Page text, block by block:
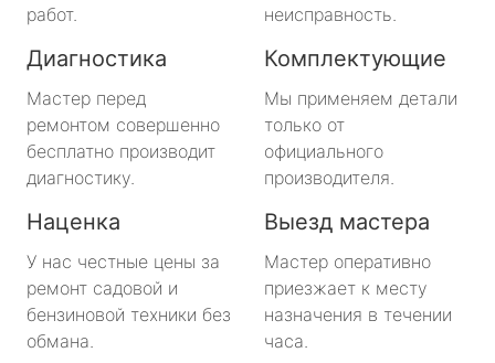
работ.
неисправность.
Диагностика
Мастер перед
ремонтом совершенно
бесплатно производит
диагностику.
Комплектующие
Мы применяем детали
только от
официального
производителя.
Наценка
У нас честные цены за
ремонт садовой и
бензиновой техники без
обмана.
Выезд мастера
Мастер оперативно
приезжает к месту
назначения в течении
часа.